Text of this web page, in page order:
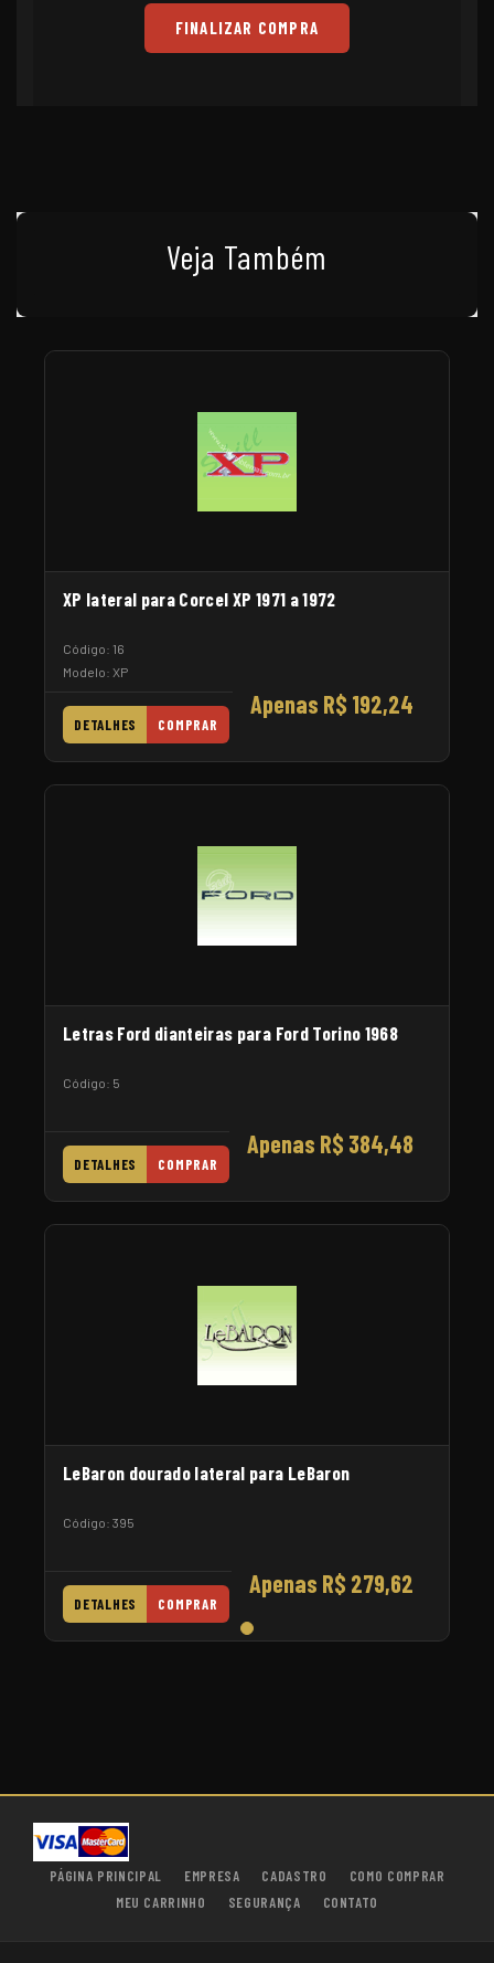
FINALIZAR COMPRA
Veja Também
XP lateral para Corcel XP 1971 a 1972
Código: 16
Modelo: XP
Apenas R$ 192,24
DETALHES COMPRAR
Letras Ford dianteiras para Ford Torino 1968
Código: 5
Apenas R$ 384,48
DETALHES COMPRAR
LeBaron dourado lateral para LeBaron
Código: 395
Apenas R$ 279,62
DETALHES COMPRAR
PÁGINA PRINCIPAL EMPRESA CADASTRO
COMO COMPRAR
MEU CARRINHO
SEGURANÇA CONTATO